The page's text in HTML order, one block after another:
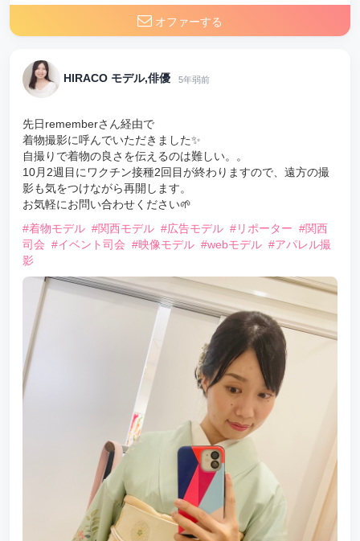
オファーする
HIRACO モデル,俳優 5年弱前
先日rememberさん経由で
着物撮影に呼んでいただきました✨
自撮りで着物の良さを伝えるのは難しい。。
10月2週目にワクチン接種2回目が終わりますので、遠方の撮
影も気をつけながら再開します。
お気軽にお問い合わせください🌱
#着物モデル #関西モデル #広告モデル #リポーター #関西
司会 #イベント司会 #映像モデル #webモデル #アパレル撮
影